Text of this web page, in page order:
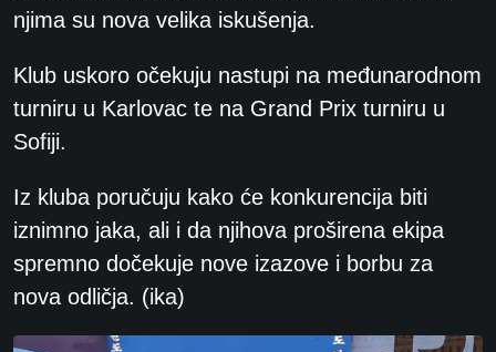
njima su nova velika iskušenja.
Klub uskoro očekuju nastupi na međunarodnom
turniru u Karlovac te na Grand Prix turniru u
Sofiji.
Iz kluba poručuju kako će konkurencija biti
iznimno jaka, ali i da njihova proširena ekipa
spremno dočekuje nove izazove i borbu za
nova odličja. (ika)